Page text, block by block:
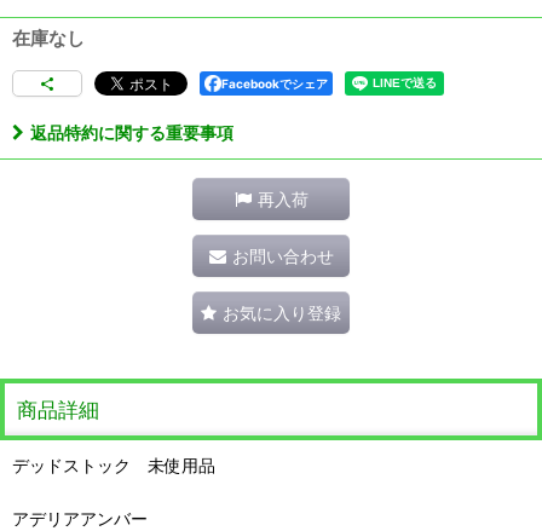
在庫なし
Facebookでシェア
返品特約に関する重要事項
再入荷
お問い合わせ
お気に入り登録
商品詳細
デッドストック 未使用品
アデリアアンバー